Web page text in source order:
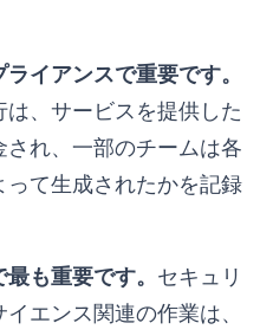
イアンスで重要です。
、サービスを提供した
れ、一部のチームは各
て生成されたかを記録
も重要です。 セキュリ
エンス関連の作業は、